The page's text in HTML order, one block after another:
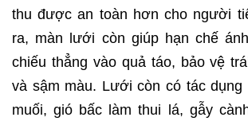
thu được an toàn hơn cho người
ra, màn lưới còn giúp hạn chế
chiếu thẳng vào quả táo, bảo vệ
và sậm màu. Lưới còn có tác
muối, gió bấc làm thui lá, gẫy